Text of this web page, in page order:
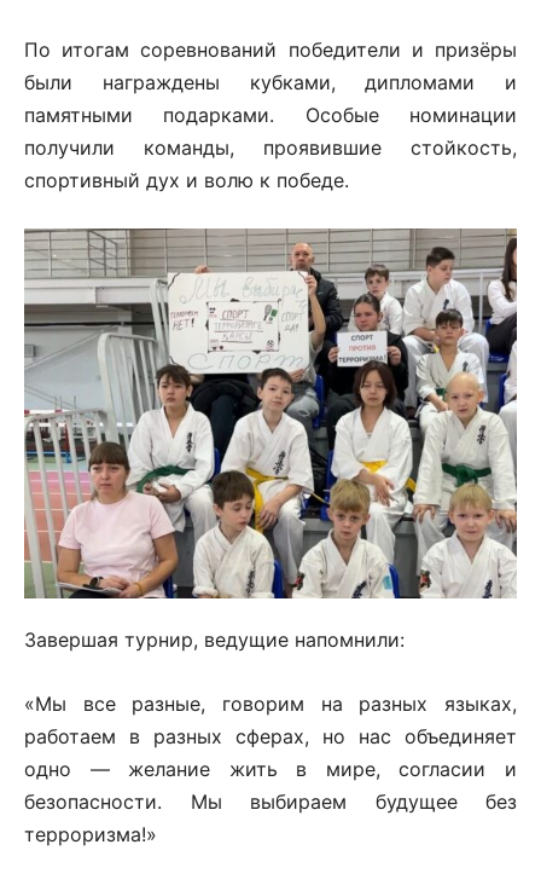
По итогам соревнований победители и призёры
были награждены кубками, дипломами и
памятными подарками. Особые номинации
получили команды, проявившие стойкость,
спортивный дух и волю к победе.
Завершая турнир, ведущие напомнили:
«Мы все разные, говорим на разных языках,
работаем в разных сферах, но нас объединяет
одно — желание жить в мире, согласии и
безопасности. Мы выбираем будущее без
терроризма!»